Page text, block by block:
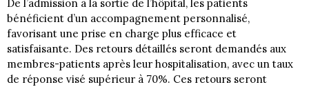
De l’admission à la sortie de l’hôpital, les patients
bénéficient d’un accompagnement personnalisé,
favorisant une prise en charge plus efficace et
satisfaisante. Des retours détaillés seront demandés aux
membres-patients après leur hospitalisation, avec un taux
de réponse visé supérieur à 70%. Ces retours seront